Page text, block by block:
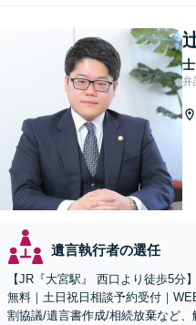
士
弁
遺言執行者の選任
【JR『大宮駅』 西口より徒歩5分
無料｜土日祝日相談予約受付｜
割協議/遺言書作成/相続放棄など